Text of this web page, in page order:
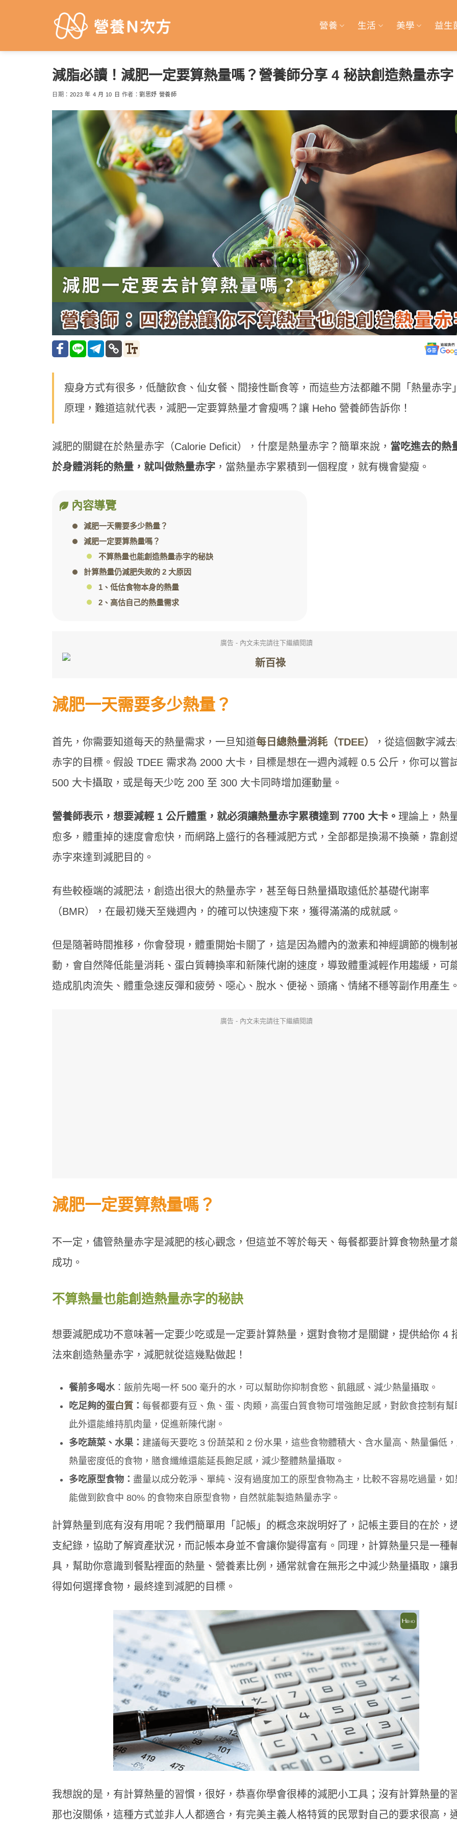
營養 生活 美學 益生
減脂必讀！減肥一定要算熱量嗎？營養師分享 4 秘訣創造熱量赤字
日期： 2023 年 4 月 10 日 作者：劉思妤 營養師
瘦身方式有很多，低醣飲食、仙女餐、間接性斷食等，而這些方法都離不開「熱量赤字
原理，難道這就代表，減肥一定要算熱量才會瘦嗎？讓 Heho 營養師告訴你！
減肥的關鍵在於熱量赤字（Calorie Deficit），什麼是熱量赤字？簡單來說， 當吃進去的熱
於身體消耗的熱量，就叫做熱量赤字 ，當熱量赤字累積到一個程度，就有機會變瘦。
內容導覽
減肥一天需要多少熱量？
減肥一定要算熱量嗎？
不算熱量也能創造熱量赤字的秘訣
計算熱量仍減肥失敗的 2 大原因
1、低估食物本身的熱量
2、高估自己的熱量需求
廣告 - 內文未完請往下繼續閱讀
減肥一天需要多少熱量？
首先，你需要知道每天的熱量需求，一旦知道每日總熱量消耗（TDEE）
，從這個數字減
赤字的目標。假設 TDEE 需求為 2000 大卡，目標是想在一週內減輕 0.5 公斤，你可以嘗
500 大卡攝取，或是每天少吃 200 至 300 大卡同時增加運動量。
營養師表示，想要減輕 1 公斤體重，就必須讓熱量赤字累積達到 7700 大卡。 理論上，熱
愈多，體重掉的速度會愈快，而網路上盛行的各種減肥方式，全部都是換湯不換藥，靠創
赤字來達到減肥目的。
有些較極端的減肥法，創造出很大的熱量赤字，甚至每日熱量攝取遠低於基礎代謝率
（BMR），在最初幾天至幾週內，的確可以快速瘦下來，獲得滿滿的成就感。
但是隨著時間推移，你會發現，體重開始卡關了，這是因為體內的激素和神經調節的機制
動，會自然降低能量消耗、蛋白質轉換率和新陳代謝的速度，導致體重減輕作用趨緩，可
造成肌肉流失、體重急速反彈和疲勞、噁心、脫水、便祕、頭痛、情緒不穩等副作用產生。
廣告 - 內文未完請往下繼續閱讀
減肥一定要算熱量嗎？
不一定，儘管熱量赤字是減肥的核心觀念，但這並不等於每天、每餐都要計算食物熱量才
成功。
不算熱量也能創造熱量赤字的秘訣
想要減肥成功不意味著一定要少吃或是一定要計算熱量，選對食物才是關鍵，提供給你 4
法來創造熱量赤字，減肥就從這幾點做起！
餐前多喝水：飯前先喝一杯 500 毫升的水，可以幫助你抑制食慾、飢餓感、減少熱量攝取。
吃足夠的蛋白質 ：每餐都要有豆、魚、蛋、肉類，高蛋白質食物可增強飽足感，對飲食控制有幫
此外還能維持肌肉量，促進新陳代謝。
多吃蔬菜、水果： 建議每天要吃 3 份蔬菜和 2 份水果，這些食物體積大、含水量高、熱量偏低
熱量密度低的食物，膳食纖維還能延長飽足感，減少整體熱量攝取。
多吃原型食物： 盡量以成分乾淨、單純、沒有過度加工的原型食物為主，比較不容易吃過量，如
能做到飲食中 80% 的食物來自原型食物，自然就能製造熱量赤字。
計算熱量到底有沒有用呢？我們簡單用「記帳」的概念來說明好了，記帳主要目的在於，
支紀錄，協助了解資產狀況，而記帳本身並不會讓你變得富有。同理，計算熱量只是一種
具，幫助你意識到餐點裡面的熱量、營養素比例，通常就會在無形之中減少熱量攝取，讓
得如何選擇食物，最終達到減肥的目標。
我想說的是，有計算熱量的習慣，很好，恭喜你學會很棒的減肥小工具；沒有計算熱量的
那也沒關係，這種方式並非人人都適合，有完美主義人格特質的民眾對自己的要求很高，
不喝咖啡就好累？